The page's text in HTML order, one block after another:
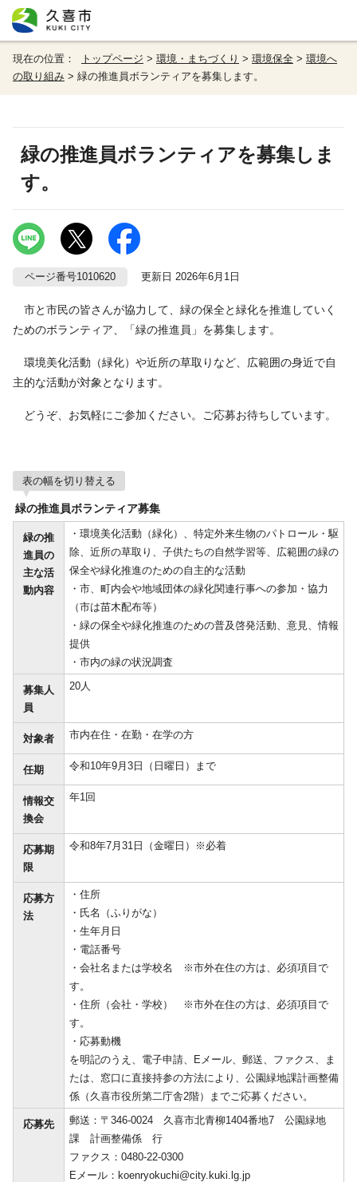
現在の位置： トップページ > 環境・まちづくり > 環境保全 > 環境へ
の取り組み > 緑の推進員ボランティアを募集します。
緑の推進員ボランティアを募集しま
す。
ページ番号1010620 更新日 2026年6月1日
市と市民の皆さんが協力して、緑の保全と緑化を推進していく
ためのボランティア、「緑の推進員」を募集します。
環境美化活動（緑化）や近所の草取りなど、広範囲の身近で自
主的な活動が対象となります。
どうぞ、お気軽にご参加ください。ご応募お待ちしています。
表の幅を切り替える
緑の推進員ボランティア募集
緑の推
進員の
主な活
動内容
・環境美化活動（緑化）、特定外来生物のパトロール・駆
除、近所の草取り、子供たちの自然学習等、広範囲の緑の
保全や緑化推進のための自主的な活動
・市、町内会や地域団体の緑化関連行事への参加・協力
（市は苗木配布等）
・緑の保全や緑化推進のための普及啓発活動、意見、情報
提供
・市内の緑の状況調査
募集人
員
20人
対象者 市内在住・在勤・在学の方
任期 令和10年9月3日（日曜日）まで
情報交
換会
年1回
応募期
限
令和8年7月31日（金曜日）※必着
応募方
法
・住所
・氏名（ふりがな）
・生年月日
・電話番号
・会社名または学校名 ※市外在住の方は、必須項目で
す。
・住所（会社・学校） ※市外在住の方は、必須項目で
す。
・応募動機
を明記のうえ、電子申請、Eメール、郵送、ファクス、ま
たは、窓口に直接持参の方法により、公園緑地課計画整備
係（久喜市役所第二庁舎2階）までご応募ください。
応募先
郵送：〒346-0024 久喜市北青柳1404番地7 公園緑地
課 計画整備係 行
ファクス：0480-22-0300
Eメール：koenryokuchi@city.kuki.lg.jp